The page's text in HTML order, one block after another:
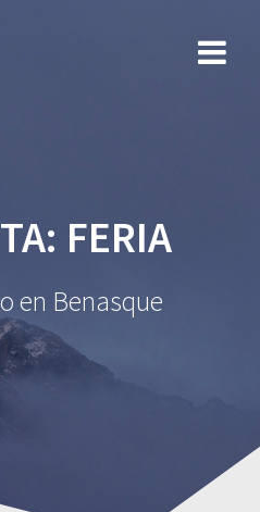
FERIA
en Benasque